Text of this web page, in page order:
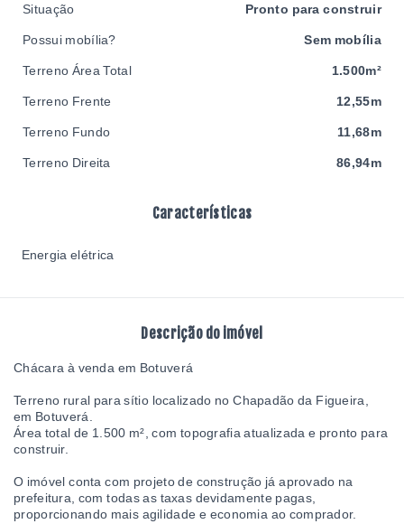
Características
Energia elétrica
Descrição do imóvel
Chácara à venda em Botuverá
Terreno rural para sítio localizado no Chapadão da Figueira,
em Botuverá.
Área total de 1.500 m², com topografia atualizada e pronto para
construir.
O imóvel conta com projeto de construção já aprovado na
prefeitura, com todas as taxas devidamente pagas,
proporcionando mais agilidade e economia ao comprador.
Situação Pronto para construir
Possui mobília? Sem mobília
Terreno Área Total 1.500m²
Terreno Frente 12,55m
Terreno Fundo 11,68m
Terreno Direita 86,94m